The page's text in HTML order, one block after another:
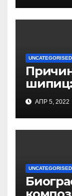
UNCATEGORISED
АПР 5, 2022
UNCATEGORISED